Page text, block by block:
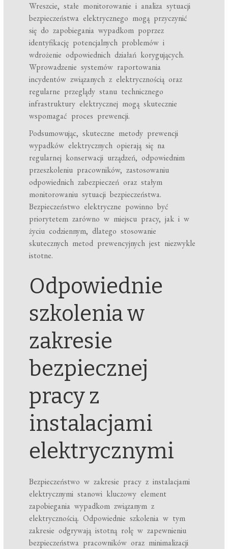
Wreszcie, stałe monitorowanie i analiza sytuacji
bezpieczeństwa elektrycznego mogą przyczynić
się do zapobiegania wypadkom poprzez
identyfikację potencjalnych problemów i
wdrożenie odpowiednich działań korygujących.
Wprowadzenie systemów raportowania
incydentów związanych z elektrycznością oraz
regularne przeglądy stanu technicznego
infrastruktury elektrycznej mogą skutecznie
wspomagać proces prewencji.
Podsumowując, skuteczne metody prewencji
wypadków elektrycznych opierają się na
regularnej konserwacji urządzeń, odpowiednim
przeszkoleniu pracowników, zastosowaniu
odpowiednich zabezpieczeń oraz stałym
monitorowaniu sytuacji bezpieczeństwa.
Bezpieczeństwo elektryczne powinno być
priorytetem zarówno w miejscu pracy, jak i w
życiu codziennym, dlatego stosowanie
skutecznych metod prewencyjnych jest niezwykle
istotne.
Odpowiednie
szkolenia w
zakresie
bezpiecznej
pracy z
instalacjami
elektrycznymi
Bezpieczeństwo w zakresie pracy z instalacjami
elektrycznymi stanowi kluczowy element
zapobiegania wypadkom związanym z
elektrycznością. Odpowiednie szkolenia w tym
zakresie odgrywają istotną rolę w zapewnieniu
bezpieczeństwa pracowników oraz minimalizacji